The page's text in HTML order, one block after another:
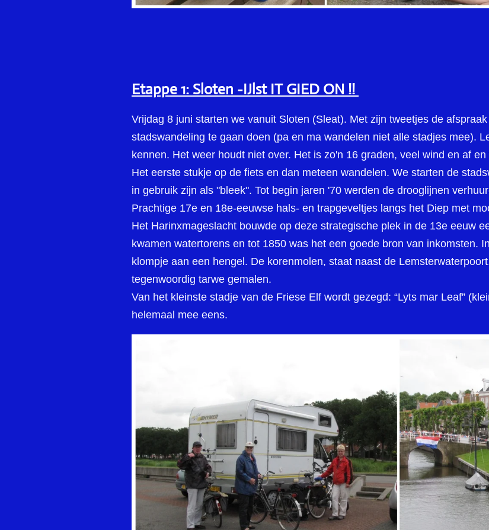
Etappe 1: Sloten -IJlst IT GIED ON !!
Vrijdag 8 juni starten we vanuit Sloten (Sleat). Met zijn tweetjes de
stadswandeling te gaan doen (pa en ma wandelen niet alle stadjes mee).
kennen. Het weer houdt niet over. Het is zo'n 16 graden, veel wind en af
Het eerste stukje op de fiets en dan meteen wandelen. We starten de
in gebruik zijn als "bleek". Tot begin jaren '70 werden de drooglijnen
Prachtige 17e en 18e-eeuwse hals- en trapgeveltjes langs het Diep met
Het Harinxmageslacht bouwde op deze strategische plek in de 13e eeuw
kwamen watertorens en tot 1850 was het een goede bron van inkomsten.
klompje aan een hengel. De korenmolen, staat naast de
tegenwoordig tarwe gemalen.
Van het kleinste stadje van de Friese Elf wordt gezegd: “Lyts mar Leaf”
helemaal mee eens.